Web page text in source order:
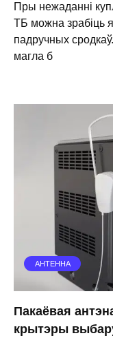
Пры нежаданні
ТБ можна зрабіць
падручных
магла б
АНТЕННА
Пакаёвая
крытэры